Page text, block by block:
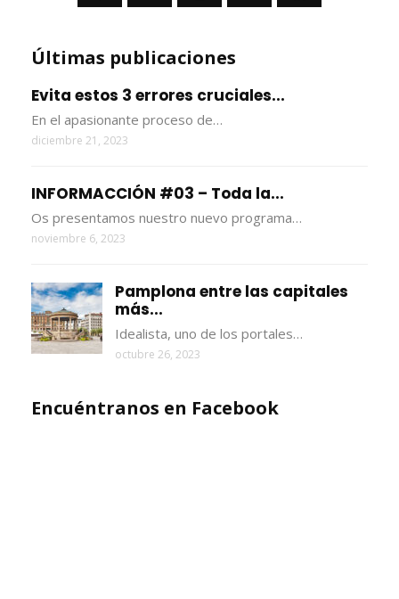
Últimas publicaciones
Evita estos 3 errores cruciales...
En el apasionante proceso de…
diciembre 21, 2023
INFORMACCIÓN #03 – Toda la...
Os presentamos nuestro nuevo programa…
noviembre 6, 2023
Pamplona entre las capitales
más...
Idealista, uno de los portales…
octubre 26, 2023
Encuéntranos en Facebook